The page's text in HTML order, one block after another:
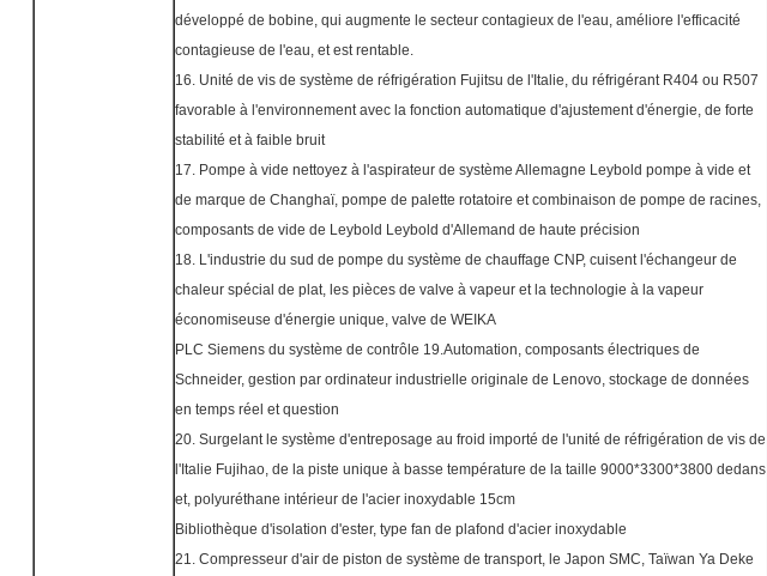
développé de bobine, qui augmente le secteur contagieux de l'eau, améliore l'efficacité
contagieuse de l'eau, et est rentable.
16. Unité de vis de système de réfrigération Fujitsu de l'Italie, du réfrigérant R404 ou R507
favorable à l'environnement avec la fonction automatique d'ajustement d'énergie, de forte
stabilité et à faible bruit
17. Pompe à vide nettoyez à l'aspirateur de système Allemagne Leybold pompe à vide et
de marque de Changhaï, pompe de palette rotatoire et combinaison de pompe de racines,
composants de vide de Leybold Leybold d'Allemand de haute précision
18. L'industrie du sud de pompe du système de chauffage CNP, cuisent l'échangeur de
chaleur spécial de plat, les pièces de valve à vapeur et la technologie à la vapeur
économiseuse d'énergie unique, valve de WEIKA
PLC Siemens du système de contrôle 19.Automation, composants électriques de
Schneider, gestion par ordinateur industrielle originale de Lenovo, stockage de données
en temps réel et question
20. Surgelant le système d'entreposage au froid importé de l'unité de réfrigération de vis de
l'Italie Fujihao, de la piste unique à basse température de la taille 9000*3300*3800 dedans
et, polyuréthane intérieur de l'acier inoxydable 15cm
Bibliothèque d'isolation d'ester, type fan de plafond d'acier inoxydable
21. Compresseur d'air de piston de système de transport, le Japon SMC, Taïwan Ya Deke